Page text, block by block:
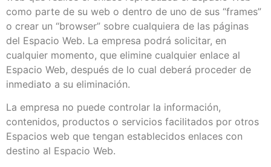
como parte de su web o dentro de uno de sus “frames”
o crear un “browser” sobre cualquiera de las páginas
del Espacio Web. La empresa podrá solicitar, en
cualquier momento, que elimine cualquier enlace al
Espacio Web, después de lo cual deberá proceder de
inmediato a su eliminación.
La empresa no puede controlar la información,
contenidos, productos o servicios facilitados por otros
Espacios web que tengan establecidos enlaces con
destino al Espacio Web.